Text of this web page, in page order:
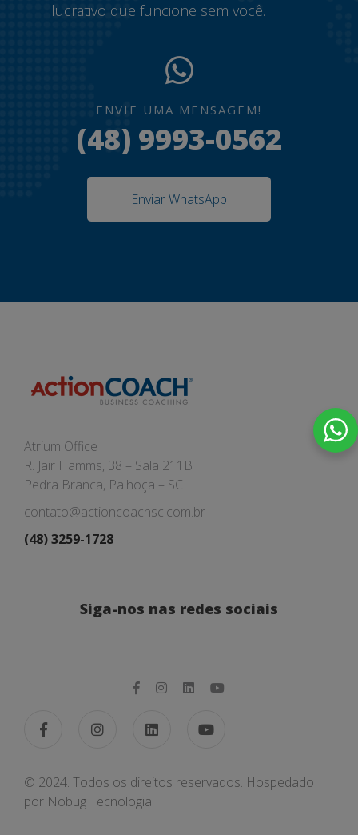
lucrativo que funcione sem você.
ENVIE UMA MENSAGEM!
(48) 9993-0562
Enviar WhatsApp
Atrium Office
R. Jair Hamms, 38 – Sala 211B
Pedra Branca, Palhoça – SC
contato@actioncoachsc.com.br
(48) 3259-1728
Siga-nos nas redes sociais
© 2024. Todos os direitos reservados. Hospedado
por Nobug Tecnologia.